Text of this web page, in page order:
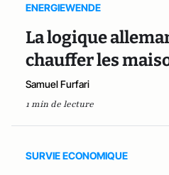
ENERGIEWENDE
La logique
chauffer les
Samuel Furfari
1 min de lecture
SURVIE ECONOMIQUE